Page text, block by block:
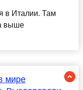
в Италии. Там
выше
мире